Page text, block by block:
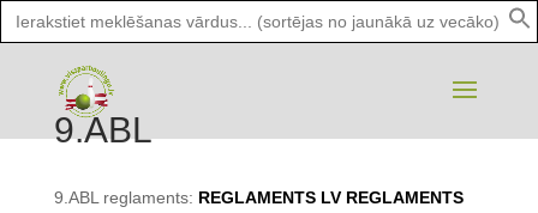
Search
for:
9.ABL
9.ABL reglaments: REGLAMENTS LV REGLAMENTS